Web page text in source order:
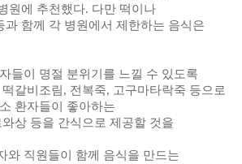
원에 추천했다. 다만 떡이나
과 함께 각 병원에서 제한하는 음식은
들이 명절 분위기를 느낄 수 있도록
떡갈비조림, 전복죽, 고구마타락죽 등으로
환자들이 좋아하는
상 등을 간식으로 제공할 것을
와 직원들이 함께 음식을 만드는